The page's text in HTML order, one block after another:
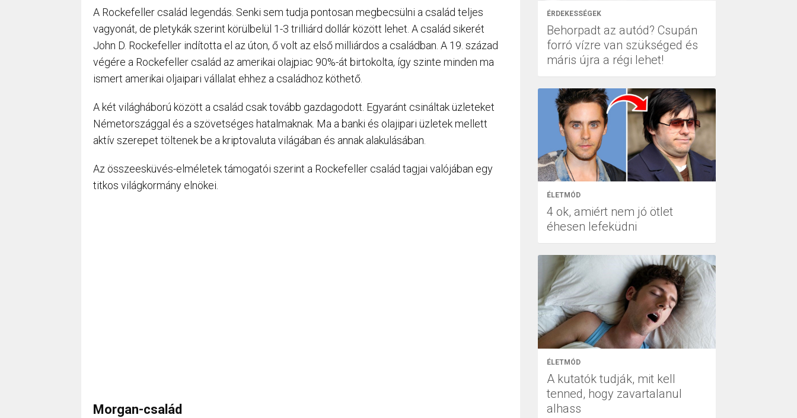
A Rockefeller család legendás. Senki sem tudja pontosan megbecsülni a család teljes
vagyonát, de pletykák szerint körülbelül 1-3 trilliárd dollár között lehet. A család sikerét
John D. Rockefeller indította el az úton, ő volt az első milliárdos a családban. A 19. század
végére a Rockefeller család az amerikai olajpiac 90%-át birtokolta, így szinte minden ma
ismert amerikai oljaipari vállalat ehhez a családhoz köthető.
A két világháború között a család csak tovább gazdagodott. Egyaránt csináltak üzleteket
Németországgal és a szövetséges hatalmaknak. Ma a banki és olajipari üzletek mellett
aktív szerepet töltenek be a kriptovaluta világában és annak alakulásában.
Az összeesküvés-elméletek támogatói szerint a Rockefeller család tagjai valójában egy
titkos világkormány elnökei.
Morgan-család
ÉRDEKESSÉGEK
Behorpadt az autód? Csupán
forró vízre van szükséged és
máris újra a régi lehet!
ÉLETMÓD
4 ok, amiért nem jó ötlet
éhesen lefeküdni
ÉLETMÓD
A kutatók tudják, mit kell
tenned, hogy zavartalanul
alhass